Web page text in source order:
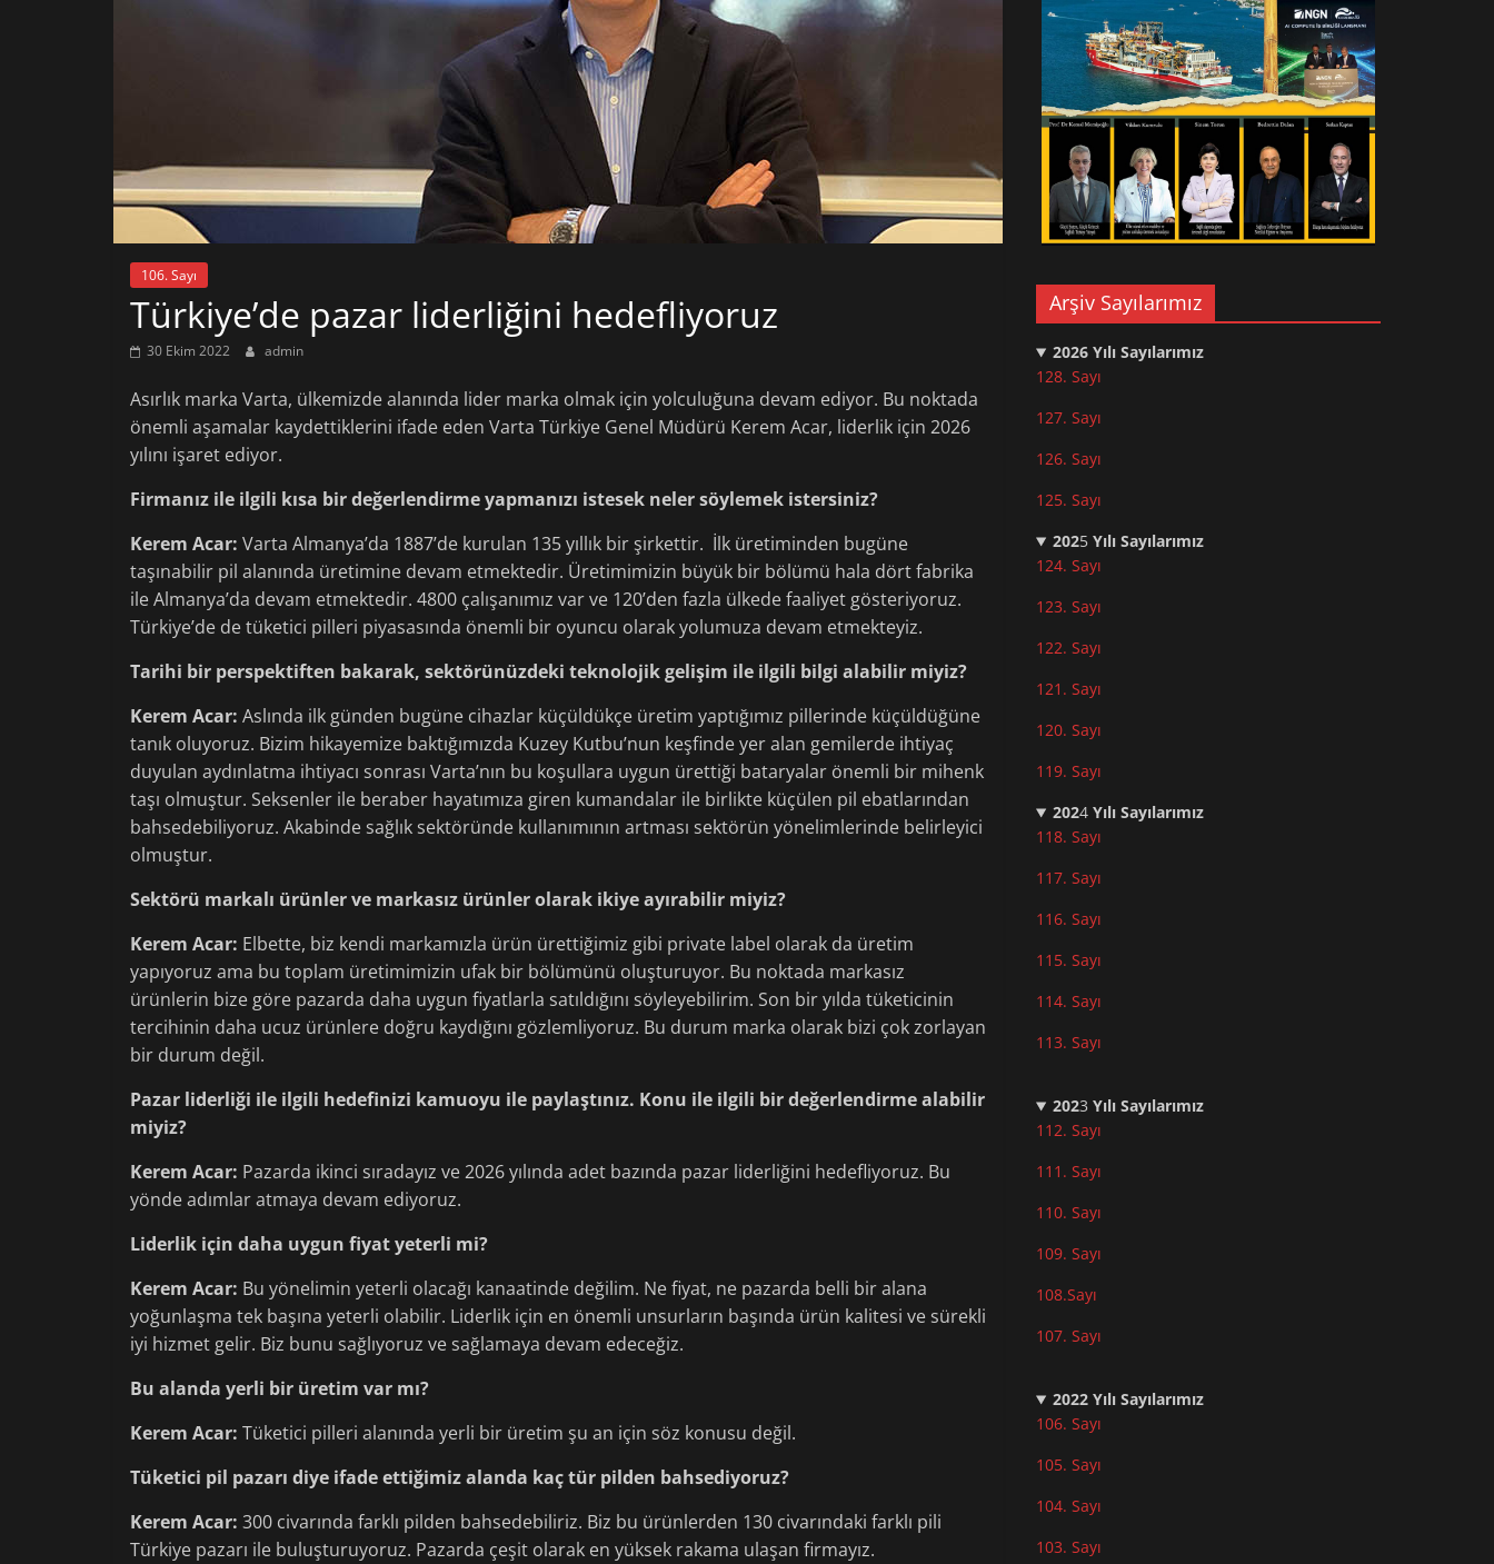
106. Sayı
Türkiye’de pazar liderliğini hedefliyoruz
30 Ekim 2022 admin
Asırlık marka Varta, ülkemizde alanında lider marka olmak için yolculuğuna devam ediyor. Bu noktada
önemli aşamalar kaydettiklerini ifade eden Varta Türkiye Genel Müdürü Kerem Acar, liderlik için 2026
yılını işaret ediyor.
Firmanız ile ilgili kısa bir değerlendirme yapmanızı istesek neler söylemek istersiniz?
Kerem Acar: Varta Almanya’da 1887’de kurulan 135 yıllık bir şirkettir. İlk üretiminden bugüne
taşınabilir pil alanında üretimine devam etmektedir. Üretimimizin büyük bir bölümü hala dört fabrika
ile Almanya’da devam etmektedir. 4800 çalışanımız var ve 120’den fazla ülkede faaliyet gösteriyoruz.
Türkiye’de de tüketici pilleri piyasasında önemli bir oyuncu olarak yolumuza devam etmekteyiz.
Tarihi bir perspektiften bakarak, sektörünüzdeki teknolojik gelişim ile ilgili bilgi alabilir miyiz?
Kerem Acar: Aslında ilk günden bugüne cihazlar küçüldükçe üretim yaptığımız pillerinde küçüldüğüne
tanık oluyoruz. Bizim hikayemize baktığımızda Kuzey Kutbu’nun keşfinde yer alan gemilerde ihtiyaç
duyulan aydınlatma ihtiyacı sonrası Varta’nın bu koşullara uygun ürettiği bataryalar önemli bir mihenk
taşı olmuştur. Seksenler ile beraber hayatımıza giren kumandalar ile birlikte küçülen pil ebatlarından
bahsedebiliyoruz. Akabinde sağlık sektöründe kullanımının artması sektörün yönelimlerinde belirleyici
olmuştur.
Sektörü markalı ürünler ve markasız ürünler olarak ikiye ayırabilir miyiz?
Kerem Acar: Elbette, biz kendi markamızla ürün ürettiğimiz gibi private label olarak da üretim
yapıyoruz ama bu toplam üretimimizin ufak bir bölümünü oluşturuyor. Bu noktada markasız
ürünlerin bize göre pazarda daha uygun fiyatlarla satıldığını söyleyebilirim. Son bir yılda tüketicinin
tercihinin daha ucuz ürünlere doğru kaydığını gözlemliyoruz. Bu durum marka olarak bizi çok zorlayan
bir durum değil.
Pazar liderliği ile ilgili hedefinizi kamuoyu ile paylaştınız. Konu ile ilgili bir değerlendirme alabilir
miyiz?
Kerem Acar: Pazarda ikinci sıradayız ve 2026 yılında adet bazında pazar liderliğini hedefliyoruz. Bu
yönde adımlar atmaya devam ediyoruz.
Liderlik için daha uygun fiyat yeterli mi?
Kerem Acar: Bu yönelimin yeterli olacağı kanaatinde değilim. Ne fiyat, ne pazarda belli bir alana
yoğunlaşma tek başına yeterli olabilir. Liderlik için en önemli unsurların başında ürün kalitesi ve sürekli
iyi hizmet gelir. Biz bunu sağlıyoruz ve sağlamaya devam edeceğiz.
Bu alanda yerli bir üretim var mı?
Kerem Acar: Tüketici pilleri alanında yerli bir üretim şu an için söz konusu değil.
Tüketici pil pazarı diye ifade ettiğimiz alanda kaç tür pilden bahsediyoruz?
Kerem Acar: 300 civarında farklı pilden bahsedebiliriz. Biz bu ürünlerden 130 civarındaki farklı pili
Türkiye pazarı ile buluşturuyoruz. Pazarda çeşit olarak en yüksek rakama ulaşan firmayız.
Arşiv Sayılarımız
2026 Yılı Sayılarımız
128. Sayı
127. Sayı
126. Sayı
125. Sayı
2025 Yılı Sayılarımız
124. Sayı
123. Sayı
122. Sayı
121. Sayı
120. Sayı
119. Sayı
2024 Yılı Sayılarımız
118. Sayı
117. Sayı
116. Sayı
115. Sayı
114. Sayı
113. Sayı
2023 Yılı Sayılarımız
112. Sayı
111. Sayı
110. Sayı
109. Sayı
108.Sayı
107. Sayı
2022 Yılı Sayılarımız
106. Sayı
105. Sayı
104. Sayı
103. Sayı